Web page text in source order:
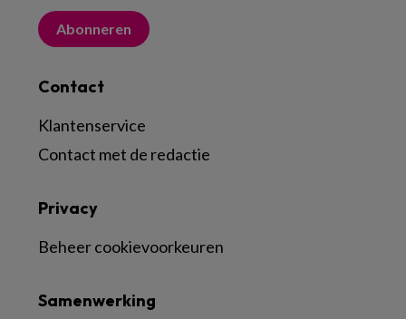
Abonneren
Contact
Klantenservice
Contact met de redactie
Samenwerking
Privacy
Beheer cookievoorkeuren